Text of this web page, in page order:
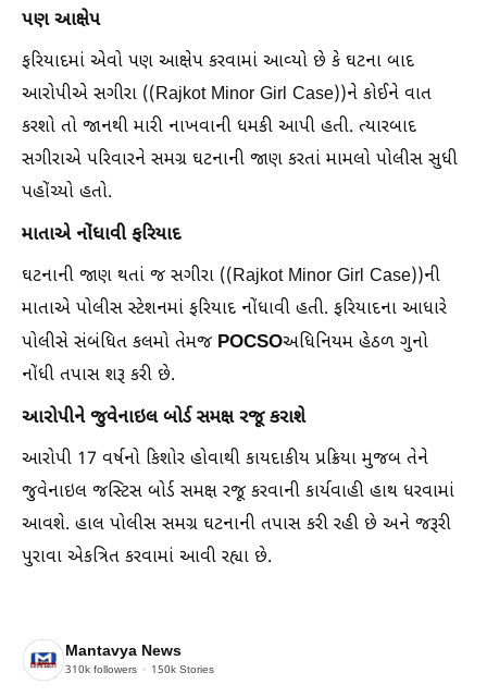
પણ આક્ષેપ
ફરિયાદમાં એવો પણ આક્ષેપ કરવામાં આવ્યો છે કે ઘટના બાદ
આરોપીએ સગીરા ((Rajkot Minor Girl Case))ને કોઈને વાત
કરશો તો જાનથી મારી નાખવાની ધમકી આપી હતી. ત્યારબાદ
સગીરાએ પરિવારને સમગ્ર ઘટનાની જાણ કરતાં મામલો પોલીસ સુધી
પહોંચ્યો હતો.
માતાએ નોંધાવી ફરિયાદ
ઘટનાની જાણ થતાં જ સગીરા ((Rajkot Minor Girl Case))ની
માતાએ પોલીસ સ્ટેશનમાં ફરિયાદ નોંધાવી હતી. ફરિયાદના આધારે
પોલીસે સંબંધિત કલમો તેમજ POCSOઅધિનિયમ હેઠળ ગુનો
નોંધી તપાસ શરૂ કરી છે.
આરોપીને જુવેનાઇલ બોર્ડ સમક્ષ રજૂ કરાશે
આરોપી 17 વર્ષનો કિશોર હોવાથી કાયદાકીય પ્રક્રિયા મુજબ તેને
જુવેનાઇલ જસ્ટિસ બોર્ડ સમક્ષ રજૂ કરવાની કાર્યવાહી હાથ ધરવામાં
આવશે. હાલ પોલીસ સમગ્ર ઘટનાની તપાસ કરી રહી છે અને જરૂરી
પુરાવા એકત્રિત કરવામાં આવી રહ્યા છે.
Mantavya News
310k followers 150k Stories